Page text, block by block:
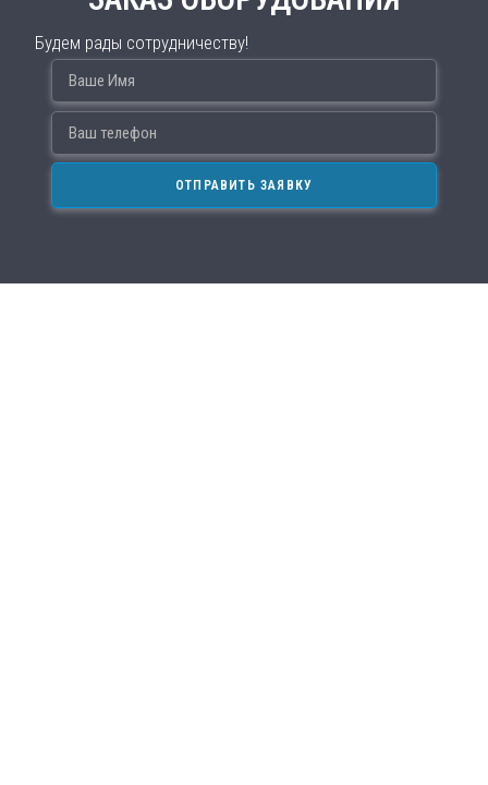
Будем рады сотрудничеству!